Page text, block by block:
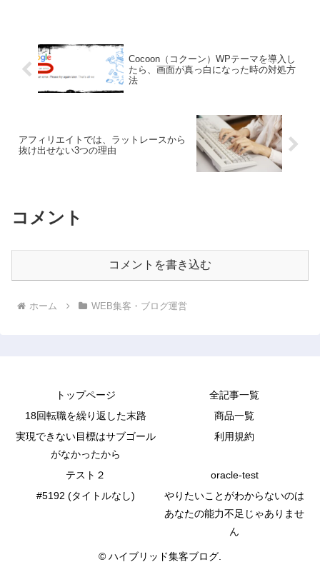
Cocoon（コクーン）WPテーマを導入し
たら、画面が真っ白になった時の対処方
法
アフィリエイトでは、ラットレースから
抜け出せない3つの理由
コメント
コメントを書き込む
ホーム WEB集客・ブログ運営
トップページ
全記事一覧
18回転職を繰り返した末路
商品一覧
実現できない目標はサブゴール
がなかったから
利用規約
テスト２
oracle-test
#5192 (タイトルなし)
やりたいことがわからないのは
あなたの能力不足じゃありませ
ん
© ハイブリッド集客ブログ.